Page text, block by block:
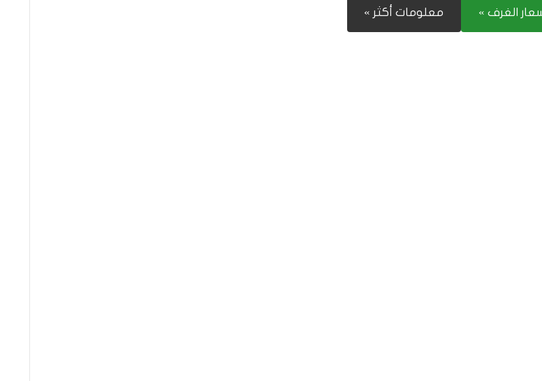
الغرف » معلومات أكثر »